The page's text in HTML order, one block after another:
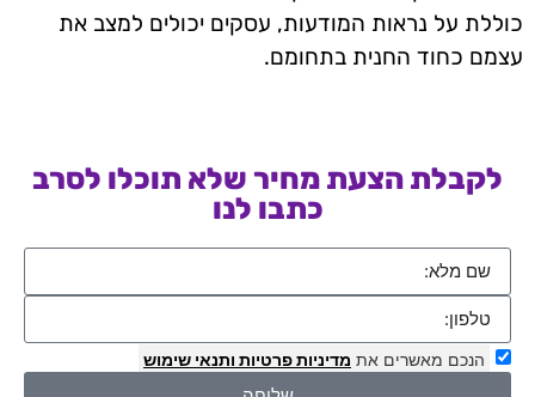
כוללת על נראות המודעות, עסקים יכולים למצב את
עצמם כחוד החנית בתחומם.
לקבלת הצעת מחיר שלא תוכלו לסרב
כתבו לנו
הנכם מאשרים את מדיניות פרטיות ותנאי שימוש